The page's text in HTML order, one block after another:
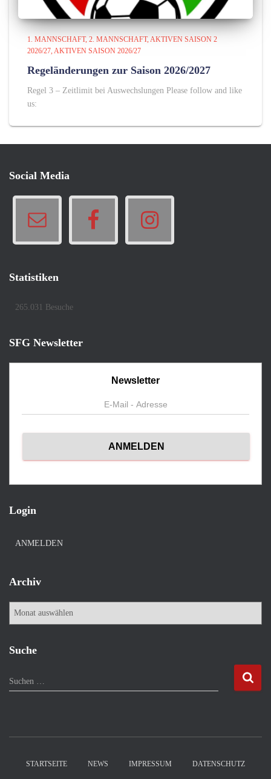
1. MANNSCHAFT 2. MANNSCHAFT AKTIVEN SAISON 2
2026/27 AKTIVEN SAISON 2026/27
Regeländerungen zur Saison 2026/2027
Regel 3 – Zeitlimit bei Auswechslungen Please follow and like
us:
Social Media
Statistiken
265.031 Besuche
SFG Newsletter
Newsletter
Login
ANMELDEN
Archiv
A
h
Suche
S
u
Suchen …
STARTSEITE NEWS IMPRESSUM DATENSCHUTZ